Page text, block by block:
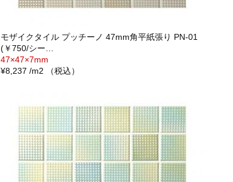
モザイクタイル プッチーノ 47mm角平紙張り PN-01
(￥750/シー…
47×47×7mm
¥8,237 /m2 （税込）